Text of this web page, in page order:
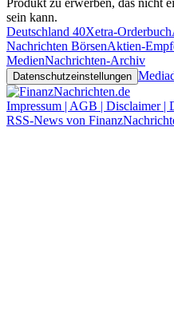
Produkt zu erwerben, das nicht
sein kann.
Deutschland 40Xetra-Orderbuch
Nachrichten BörsenAktien-
MedienNachrichten-Archiv
Datenschutzeinstellungen
Impressum | AGB | Disclaimer |
RSS-News von